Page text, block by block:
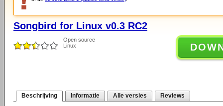
Songbird for Linux v0.3 RC2
Open source
Linux
Beschrijving Informatie Alle versies Reviews